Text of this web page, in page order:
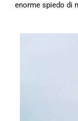
enorme spiedo di